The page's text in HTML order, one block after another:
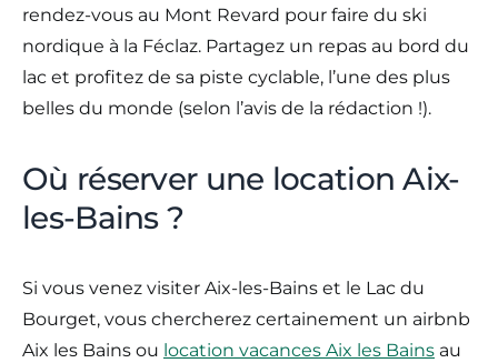
rendez-vous au Mont Revard pour faire du ski
nordique à la Féclaz. Partagez un repas au bord du
lac et profitez de sa piste cyclable, l’une des plus
belles du monde (selon l’avis de la rédaction !).
Où réserver une location Aix-
les-Bains ?
Si vous venez visiter Aix-les-Bains et le Lac du
Bourget, vous chercherez certainement un airbnb
Aix les Bains ou location vacances Aix les Bains au